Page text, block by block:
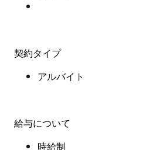
契約タイプ
アルバイト
給与について
時給制